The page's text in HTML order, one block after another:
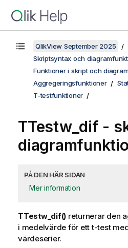
QlikView September 2025
Skriptsyntax och
Funktioner i skript och
Aggregeringsfunktioner
T-testfunktioner
TTestw_dif -
PÅ DEN HÄR SIDAN
Mer information
TTestw_dif() returnerar den
i medelvärde för ett t-test
värdeserier.